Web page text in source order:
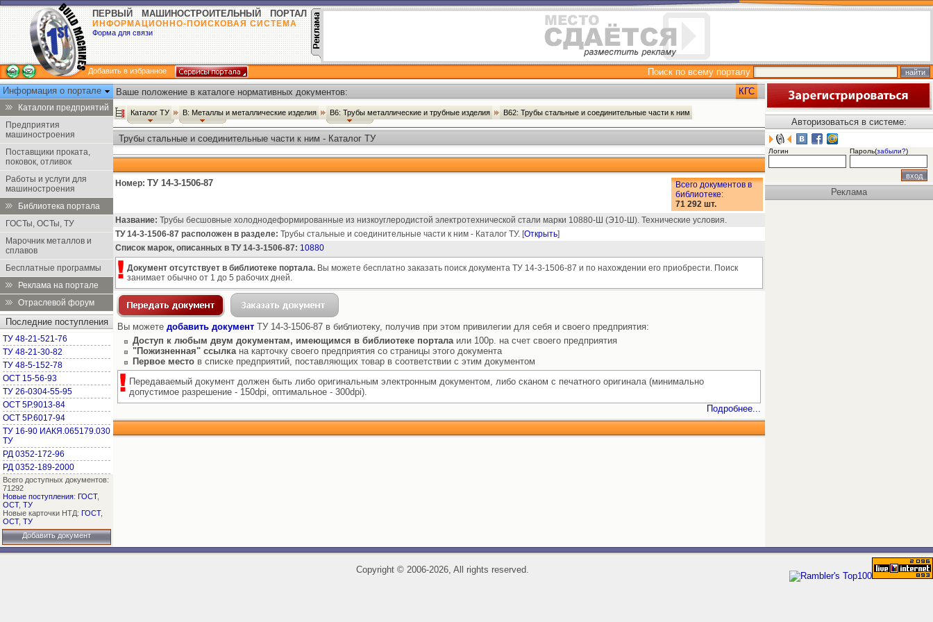
ПЕРВЫЙ МАШИНОСТРОИТЕЛЬНЫЙ ПОРТАЛ
ИНФОРМАЦИОННО-ПОИСКОВАЯ СИСТЕМА
Форма для связи
Добавить в избранное
Поиск по всему порталу
Информация о портале
Каталоги предприятий
Предприятия
машиностроения
Поставщики проката,
поковок, отливок
Работы и услуги для
машиностроения
Библиотека портала
ГОСТы, ОСТы, ТУ
Марочник металлов и
сплавов
Бесплатные программы
Реклама на портале
Отраслевой форум
Последние поступления
ТУ 48-21-521-76
ТУ 48-21-30-82
ТУ 48-5-152-78
ОСТ 15-56-93
ТУ 26-0304-55-95
ОСТ 5Р.9013-84
ОСТ 5Р.6017-94
ТУ 16-90 ИАКЯ.065179.030
ТУ
РД 0352-172-96
РД 0352-189-2000
Всего доступных документов:
71292
Новые поступления: ГОСТ,
ОСТ, ТУ
Новые карточки НТД: ГОСТ,
ОСТ, ТУ
Добавить документ
Ваше положение в каталоге нормативных документов: КГС
Каталог ТУ В: Металлы и металлические изделия В6: Трубы металлические и трубные изделия В62: Трубы стальные и соединительные части к ним
Трубы стальные и соединительные части к ним - Каталог ТУ
Номер: ТУ 14-3-1506-87
Всего документов в
библиотеке:
71 292 шт.
Название: Трубы бесшовные холоднодеформированные из низкоуглеродистой электротехнической стали марки 10880-Ш (Э10-Ш). Технические условия.
ТУ 14-3-1506-87 расположен в разделе: Трубы стальные и соединительные части к ним - Каталог ТУ. [Открыть]
Список марок, описанных в ТУ 14-3-1506-87: 10880
Документ отсутствует в библиотеке портала. Вы можете бесплатно заказать поиск документа ТУ 14-3-1506-87 и по нахождении его приобрести. Поиск
занимает обычно от 1 до 5 рабочих дней.
Вы можете добавить документ ТУ 14-3-1506-87 в библиотеку, получив при этом привилегии для себя и своего предприятия:
Доступ к любым двум документам, имеющимся в библиотеке порталаили 100р. на счет своего предприятия
"Пожизненная" ссылкана карточку своего предприятия со страницы этого документа
Первое место в списке предприятий, поставляющих товар в соответствии с этим документом
Передаваемый документ должен быть либо оригинальным электронным документом, либо сканом с печатного оригинала (минимально
допустимое разрешение - 150dpi, оптимальное - 300dpi).
Подробнее...
Авторизоваться в системе:
Логин Пароль(забыли?)
Реклама
Copyright ©2006-2026, All rights reserved.